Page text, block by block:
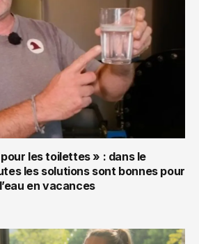
pour les toilettes » : dans le
les solutions sont bonnes pour
en vacances